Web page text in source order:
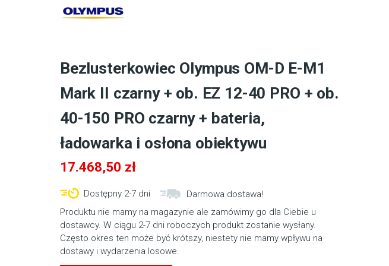
Bezlusterkowiec Olympus OM-D E-M1
Mark II czarny + ob. EZ 12-40 PRO + ob.
40-150 PRO czarny + bateria,
ładowarka i osłona obiektywu
17.468,50 zł
Dostępny 2-7 dni
Darmowa dostawa!
Produktu nie mamy na magazynie ale zamówimy go dla Ciebie u
dostawcy. W ciągu 2-7 dni roboczych produkt zostanie wysłany.
Często okres ten może być krótszy, niestety nie mamy wpływu na
dostawy i wydarzenia losowe.